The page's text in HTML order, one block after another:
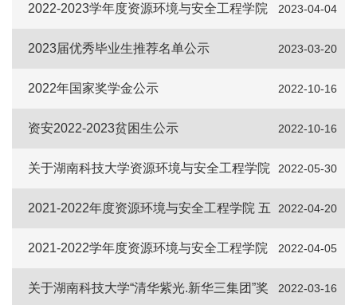
公示名单 2023-04-04
2022-2023学年度资源环境与安全工程学院
五四评优拟推荐名单公示 2023-03-20
2023届优秀毕业生推荐名单公示
2022-10-16
2022年国家奖学金公示
2022-10-16
资安2022-2023贫困生公示
2022-05-30
关于湖南科技大学资源环境与安全工程学院
2022-2023学年学生干部拟聘人选的公示 2022-04-20
2021-2022年度资源环境与安全工程学院 五
四评优院级奖励名单公示 2022-04-05
2021-2022学年度资源环境与安全工程学院
五四评优拟推荐名单公示 2022-03-16
关于湖南科技大学“清华紫光.新华三集团”奖